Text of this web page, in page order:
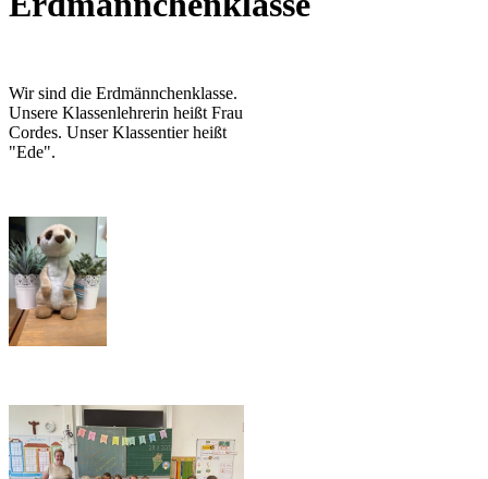
Wir sind die Erdmännchenklasse.
Unsere Klassenlehrerin heißt Frau
Cordes. Unser Klassentier heißt
"Ede".